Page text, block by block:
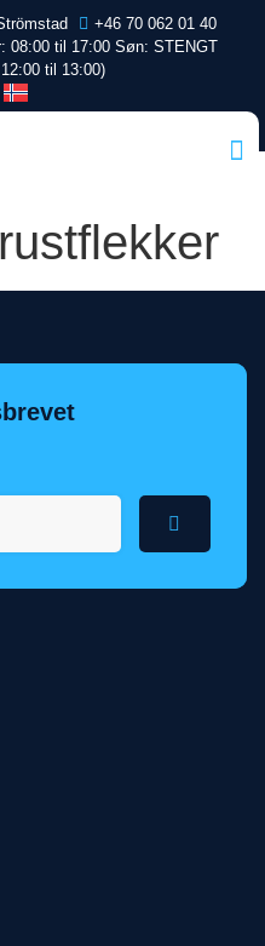
+46 70 062 01 40
08:00 til 17:00 Søn: STENGT
til 13:00)